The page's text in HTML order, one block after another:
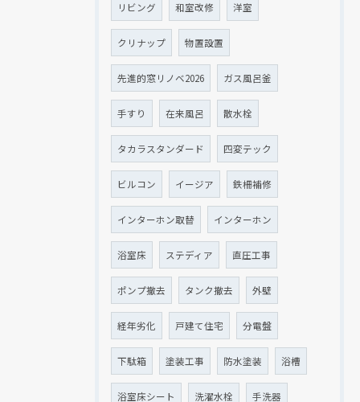
リビング 和室改修 洋室
クリナップ 物置設置
先進的窓リノベ2026 ガス風呂釜
手すり 在来風呂 散水栓
タカラスタンダード 四変テック
ビルコン イージア 鉄柵補修
インターホン取替 インターホン
浴室床 ステディア 直圧工事
ポンプ撤去 タンク撤去 外壁
経年劣化 戸建て住宅 分電盤
下駄箱 塗装工事 防水塗装 浴槽
浴室床シート 洗濯水栓 手洗器